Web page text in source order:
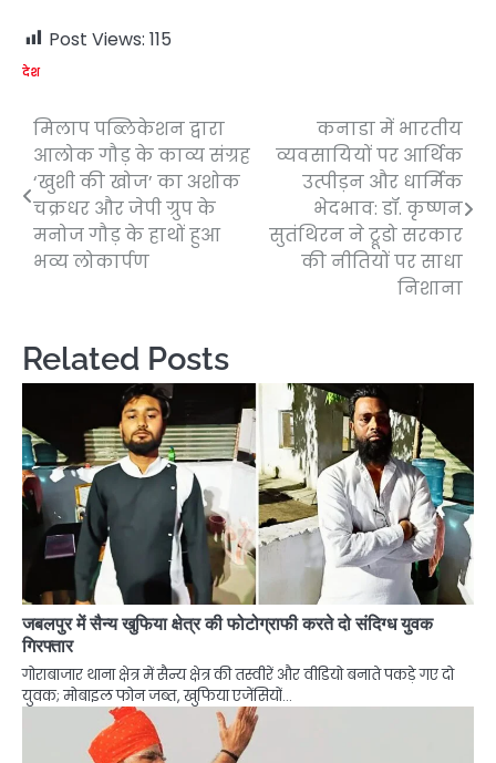
Post Views: 115
देश
Post
navigation
मिलाप पब्लिकेशन द्वारा
आलोक गौड़ के काव्य संग्रह
‘खुशी की खोज’ का अशोक
चक्रधर और जेपी ग्रुप के
मनोज गौड़ के हाथों हुआ
भव्य लोकार्पण
कनाडा में भारतीय
व्यवसायियों पर आर्थिक
उत्पीड़न और धार्मिक
भेदभाव: डॉ. कृष्णन
सुतंथिरन ने ट्रूडो सरकार
की नीतियों पर साधा
निशाना
Related Posts
जबलपुर में सैन्य खुफिया क्षेत्र की फोटोग्राफी करते दो संदिग्ध युवक
गिरफ्तार
गोराबाजार थाना क्षेत्र में सैन्य क्षेत्र की तस्वीरें और वीडियो बनाते पकड़े गए दो
युवक; मोबाइल फोन जब्त, खुफिया एजेंसियों…